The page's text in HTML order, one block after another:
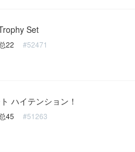
Set
总22 #52471
ハイテンション！
总45 #51263